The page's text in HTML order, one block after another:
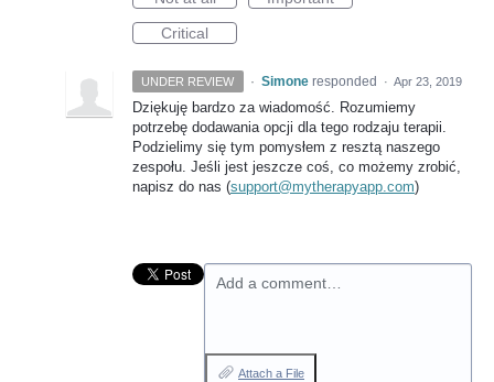
Critical
UNDER REVIEW · Simone responded · Apr 23, 2019
Dziękuję bardzo za wiadomość. Rozumiemy
potrzebę dodawania opcji dla tego rodzaju terapii.
Podzielimy się tym pomysłem z resztą naszego
zespołu. Jeśli jest jeszcze coś, co możemy zrobić,
napisz do nas (support@mytherapyapp.com)
Add a comment…
Attach a File